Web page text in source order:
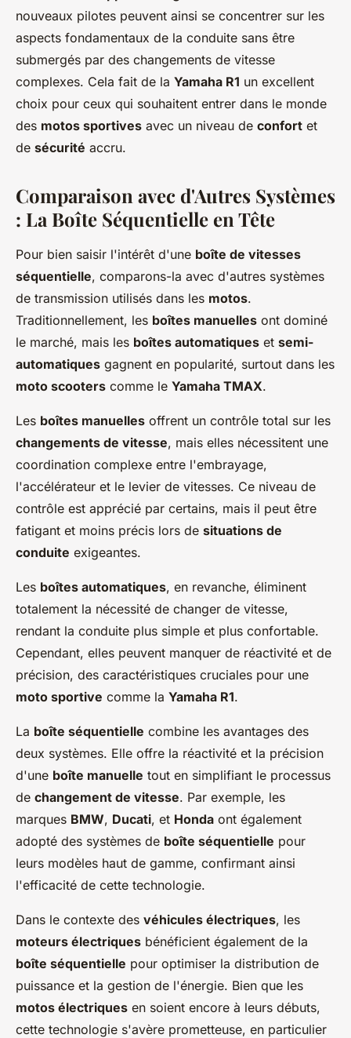
nouveaux pilotes peuvent ainsi se concentrer sur les
aspects fondamentaux de la conduite sans être
submergés par des changements de vitesse
complexes. Cela fait de la Yamaha R1 un excellent
choix pour ceux qui souhaitent entrer dans le monde
des motos sportives avec un niveau de confort et
de sécurité accru.
Comparaison avec d'Autres Systèmes
: La Boîte Séquentielle en Tête
Pour bien saisir l'intérêt d'une boîte de vitesses
séquentielle, comparons-la avec d'autres systèmes
de transmission utilisés dans les motos.
Traditionnellement, les boîtes manuelles ont dominé
le marché, mais les boîtes automatiques et semi-
automatiques gagnent en popularité, surtout dans les
moto scooters comme le Yamaha TMAX.
Les boîtes manuelles offrent un contrôle total sur les
changements de vitesse, mais elles nécessitent une
coordination complexe entre l'embrayage,
l'accélérateur et le levier de vitesses. Ce niveau de
contrôle est apprécié par certains, mais il peut être
fatigant et moins précis lors de situations de
conduite exigeantes.
Les boîtes automatiques, en revanche, éliminent
totalement la nécessité de changer de vitesse,
rendant la conduite plus simple et plus confortable.
Cependant, elles peuvent manquer de réactivité et de
précision, des caractéristiques cruciales pour une
moto sportive comme la Yamaha R1.
La boîte séquentielle combine les avantages des
deux systèmes. Elle offre la réactivité et la précision
d'une boîte manuelle tout en simplifiant le processus
de changement de vitesse. Par exemple, les
marques BMW, Ducati, et Honda ont également
adopté des systèmes de boîte séquentielle pour
leurs modèles haut de gamme, confirmant ainsi
l'efficacité de cette technologie.
Dans le contexte des véhicules électriques, les
moteurs électriques bénéficient également de la
boîte séquentielle pour optimiser la distribution de
puissance et la gestion de l'énergie. Bien que les
motos électriques en soient encore à leurs débuts,
cette technologie s'avère prometteuse, en particulier